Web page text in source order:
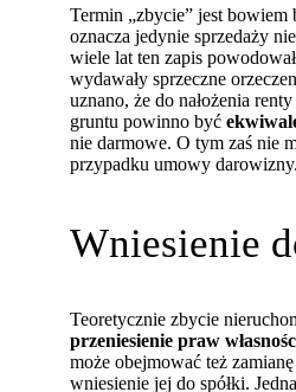
Termin „zbycie” jest bowiem
oznacza jedynie sprzedaży
wiele lat ten zapis
wydawały sprzeczne
uznano, że do nałożenia
gruntu powinno być
nie darmowe. O tym zaś nie
przypadku umowy darowizny.
Wniesienie
Teoretycznie zbycie
przeniesienie praw
może obejmować też
wniesienie jej do spółki.